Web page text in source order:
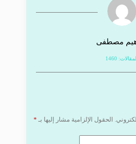
مصطفى
المقالات: 1460
الحقول الإلزامية مشار إليها بـ *